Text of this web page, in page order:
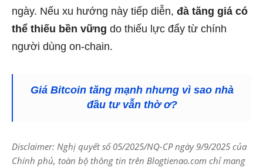
ngày. Nếu xu hướng này tiếp diễn, đà tăng giá có
thể thiếu bền vững do thiếu lực đẩy từ chính
người dùng on-chain.
Giá Bitcoin tăng mạnh nhưng vì sao nhà
đầu tư vẫn thờ ơ?
Disclaimer: Nghị quyết số 05/2025/NQ-CP ngày 9/9/2025 của
Chính phủ, toàn bộ thông tin trên Blogtienao.com chỉ mang